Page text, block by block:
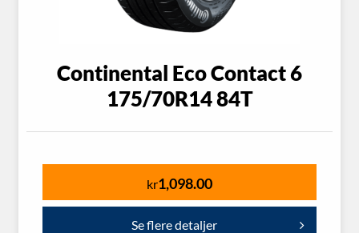
Continental Eco Contact 6
175/70R14 84T
kr1,098.00
Se flere detaljer